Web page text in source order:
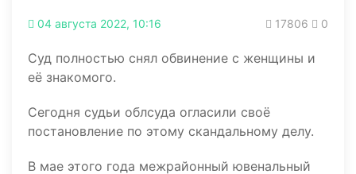
04 августа 2022, 10:16 17806 0
Суд полностью снял обвинение с женщины и
её знакомого.
Сегодня судьи облсуда огласили своё
постановление по этому скандальному делу.
В мае этого года межрайонный ювенальный